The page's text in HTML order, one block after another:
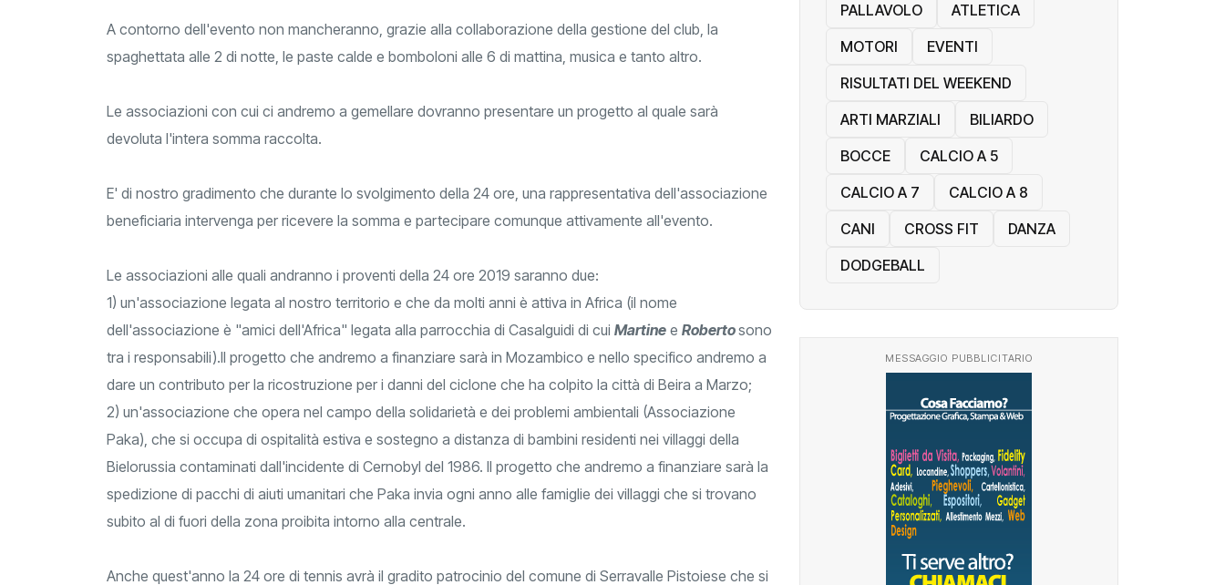
A contorno dell'evento non mancheranno, grazie alla collaborazione della gestione del club, la
spaghettata alle 2 di notte, le paste calde e bomboloni alle 6 di mattina, musica e tanto altro.
Le associazioni con cui ci andremo a gemellare dovranno presentare un progetto al quale sarà
devoluta l'intera somma raccolta.
E' di nostro gradimento che durante lo svolgimento della 24 ore, una rappresentativa dell'associazione
beneficiaria intervenga per ricevere la somma e partecipare comunque attivamente all'evento.
Le associazioni alle quali andranno i proventi della 24 ore 2019 saranno due:
1) un'associazione legata al nostro territorio e che da molti anni è attiva in Africa (il nome
dell'associazione è "amici dell'Africa" legata alla parrocchia di Casalguidi di cui Martine e Robertosono
tra i responsabili).Il progetto che andremo a finanziare sarà in Mozambico e nello specifico andremo a
dare un contributo per la ricostruzione per i danni del ciclone che ha colpito la città di Beira a Marzo;
2) un'associazione che opera nel campo della solidarietà e dei problemi ambientali (Associazione
Paka), che si occupa di ospitalità estiva e sostegno a distanza di bambini residenti nei villaggi della
Bielorussia contaminati dall'incidente di Cernobyl del 1986. Il progetto che andremo a finanziare sarà la
spedizione di pacchi di aiuti umanitari che Paka invia ogni anno alle famiglie dei villaggi che si trovano
subito al di fuori della zona proibita intorno alla centrale.
Anche quest'anno la 24 ore di tennis avrà il gradito patrocinio del comune di Serravalle Pistoiese che si
PALLAVOLO
ATLETICA
MOTORI
EVENTI
RISULTATI DEL WEEKEND
ARTI MARZIALI
BILIARDO
BOCCE
CALCIO A 5
CALCIO A 7
CALCIO A 8
CANI
CROSS FIT
DANZA
DODGEBALL
MESSAGGIO PUBBLICITARIO